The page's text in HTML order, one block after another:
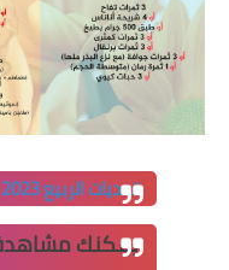
تحديات الربيع 2023
يمكنك